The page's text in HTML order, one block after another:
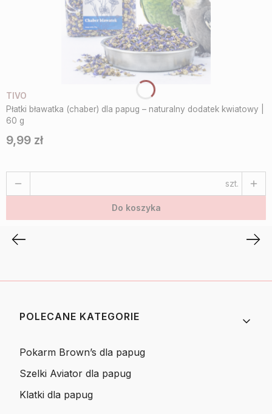
TIVO
Płatki bławatka (chaber) dla papug – naturalny dodatek kwiatowy |
60 g
Cena
9,99 zł
szt.
Do koszyka
Linki w stopce
POLECANE KATEGORIE
Pokarm Brown’s dla papug
Szelki Aviator dla papug
Klatki dla papug